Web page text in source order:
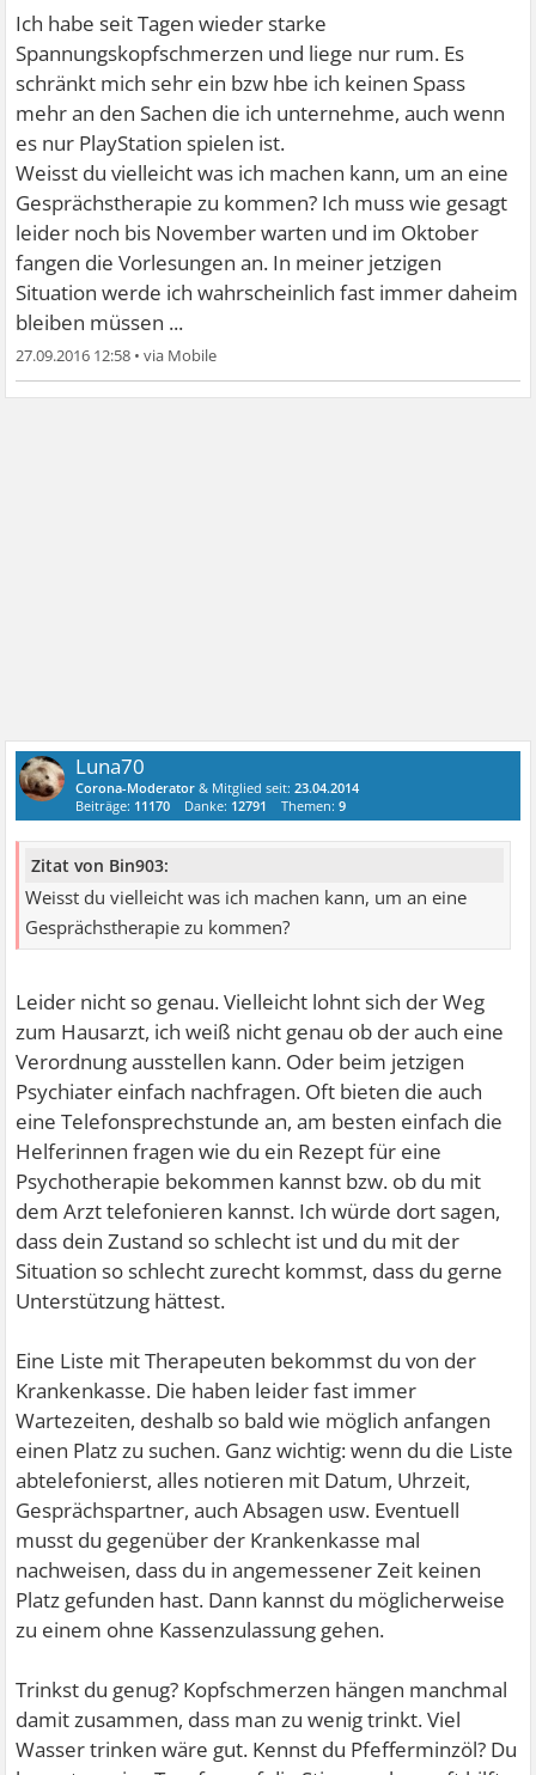
lernen mit der Situation besser umzugehen. Dein Vater
wird sicher noch Fortschritte machen, aber vermutlich ja
nicht mehr zu 100 % fit werden, also bleibt die
Anforderung an dich bestehen. Du kannst nur versuchen,
besser damit klar zu kommen.
Ich habe seit Tagen wieder starke
Spannungskopfschmerzen und liege nur rum. Es
schränkt mich sehr ein bzw hbe ich keinen Spass
mehr an den Sachen die ich unternehme, auch wenn
es nur PlayStation spielen ist.
Weisst du vielleicht was ich machen kann, um an eine
Gesprächstherapie zu kommen? Ich muss wie gesagt
leider noch bis November warten und im Oktober
fangen die Vorlesungen an. In meiner jetzigen
Situation werde ich wahrscheinlich fast immer daheim
bleiben müssen ...
27.09.2016 12:58 •
Luna70
Corona-Moderator & Mitglied seit:23.04.2014
Beiträge: 11170 Danke: 12791 Themen:9
Zitat von Bin903:
Weisst du vielleicht was ich machen kann, um an eine
Gesprächstherapie zu kommen?
Leider nicht so genau. Vielleicht lohnt sich der Weg
zum Hausarzt, ich weiß nicht genau ob der auch eine
Verordnung ausstellen kann. Oder beim jetzigen
Psychiater einfach nachfragen. Oft bieten die auch
eine Telefonsprechstunde an, am besten einfach die
Helferinnen fragen wie du ein Rezept für eine
Psychotherapie bekommen kannst bzw. ob du mit
dem Arzt telefonieren kannst. Ich würde dort sagen,
dass dein Zustand so schlecht ist und du mit der
Situation so schlecht zurecht kommst, dass du gerne
Unterstützung hättest.
Eine Liste mit Therapeuten bekommst du von der
Krankenkasse. Die haben leider fast immer
Wartezeiten, deshalb so bald wie möglich anfangen
einen Platz zu suchen. Ganz wichtig: wenn du die Liste
abtelefonierst, alles notieren mit Datum, Uhrzeit,
Gesprächspartner, auch Absagen usw. Eventuell
musst du gegenüber der Krankenkasse mal
nachweisen, dass du in angemessener Zeit keinen
Platz gefunden hast. Dann kannst du möglicherweise
zu einem ohne Kassenzulassung gehen.
Trinkst du genug? Kopfschmerzen hängen manchmal
damit zusammen, dass man zu wenig trinkt. Viel
Wasser trinken wäre gut. Kennst du Pfefferminzöl? Du